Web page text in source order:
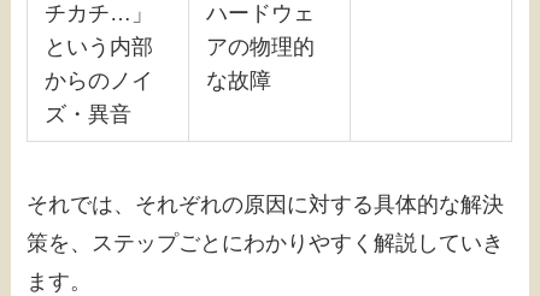
チカチ…」
という内部
からのノイ
ズ・異音
ハードウェ
アの物理的
な故障
それでは、それぞれの原因に対する具体的な解決
策を、ステップごとにわかりやすく解説していき
ます。